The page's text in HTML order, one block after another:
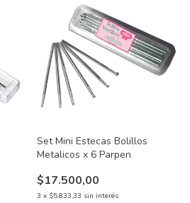
Set Mini Estecas Bolillos
Metalicos x 6 Parpen
$17.500,00
3 x $5.833,33 sin interés